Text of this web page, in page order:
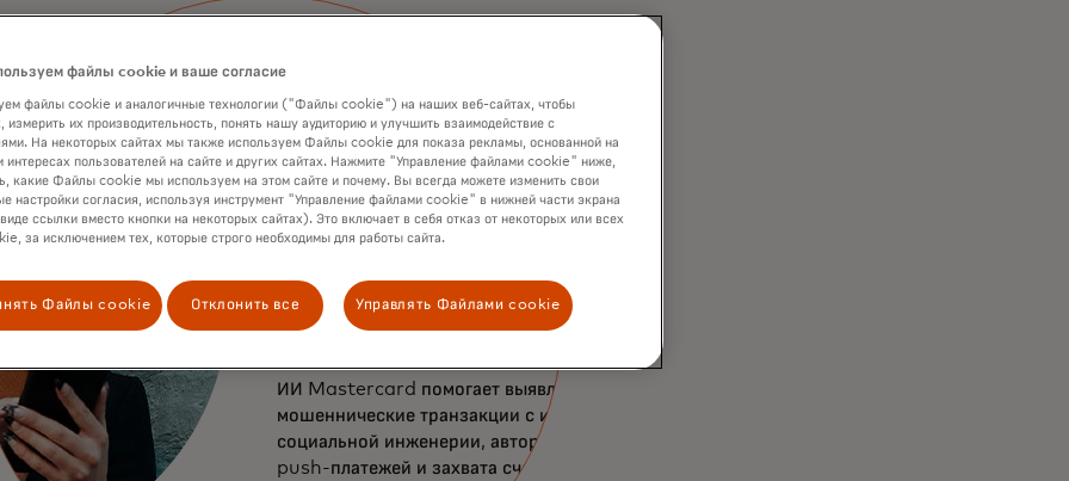
(A2A)
Отличайте
подлинные
транзакции от
мошеннических
ИИ Mastercard помогает выявлять
мошеннические транзакции с использованием
социальной инженерии, авторизованных
push-платежей и захвата счетов.
файлы cookie и ваше согласие
файлы cookie и аналогичные технологии ("Файлы cookie") на наших веб-сайтах, чтобы
измерить их производительность, понять нашу аудиторию и улучшить взаимодействие с
На некоторых сайтах мы также используем Файлы cookie для показа рекламы, основанной на
интересах пользователей на сайте и других сайтах. Нажмите "Управление файлами cookie" ниже,
какие Файлы cookie мы используем на этом сайте и почему. Вы всегда можете изменить свои
настройки согласия, используя инструмент "Управление файлами cookie" в нижней части экрана
ссылки вместо кнопки на некоторых сайтах). Это включает в себя отказ от некоторых или всех
за исключением тех, которые строго необходимы для работы сайта.
Файлы cookie Отклонить все Управлять Файлами cookie